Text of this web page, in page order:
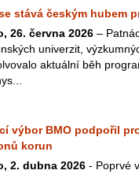
stává českým hubem
26. června 2026 –
univerzit,
aktuální běh
výbor BMO podpořil
korun
2. dubna 2026 - Poprvé